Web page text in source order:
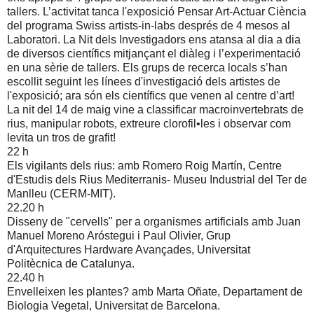
tallers. L’activitat tanca l'exposició Pensar Art-Actuar Ciència
del programa Swiss artists-in-labs després de 4 mesos al
Laboratori. La Nit dels Investigadors ens atansa al dia a dia
de diversos científics mitjançant el diàleg i l’experimentació
en una sèrie de tallers. Els grups de recerca locals s’han
escollit seguint les línees d'investigació dels artistes de
l'exposició; ara són els científics que venen al centre d’art!
La nit del 14 de maig vine a classificar macroinvertebrats de
rius, manipular robots, extreure clorofil•les i observar com
levita un tros de grafit!
22 h
Els vigilants dels rius: amb Romero Roig Martín, Centre
d'Estudis dels Rius Mediterranis- Museu Industrial del Ter de
Manlleu (CERM-MIT).
22.20 h
Disseny de "cervells" per a organismes artificials amb Juan
Manuel Moreno Aróstegui i Paul Olivier, Grup
d'Arquitectures Hardware Avançades, Universitat
Politècnica de Catalunya.
22.40 h
Envelleixen les plantes? amb Marta Oñate, Departament de
Biologia Vegetal, Universitat de Barcelona.